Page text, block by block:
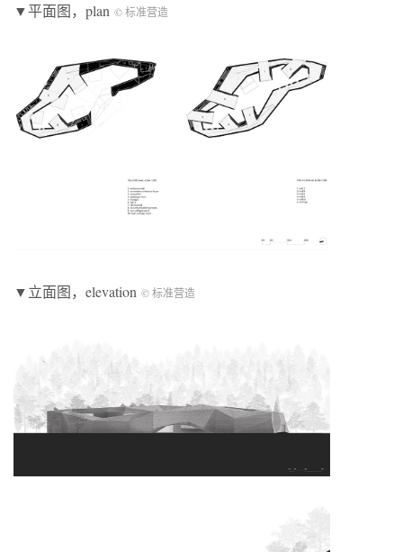
▼平面图，plan © 标准营造
▼立面图，elevation © 标准营造